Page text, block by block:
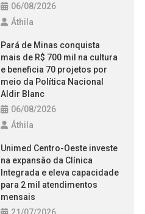
06/08/2026
Áthila
Pará de Minas conquista
mais de R$ 700 mil na cultura
e beneficia 70 projetos por
meio da Política Nacional
Aldir Blanc
06/08/2026
Áthila
Unimed Centro-Oeste investe
na expansão da Clínica
Integrada e eleva capacidade
para 2 mil atendimentos
mensais
21/07/2026